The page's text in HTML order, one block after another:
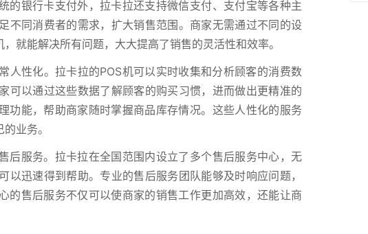
的银行卡支付外，拉卡拉还支持微信支付、支付宝等各种主
不同消费者的需求，扩大销售范围。商家无需通过不同的设
就能解决所有问题，大大提高了销售的灵活性和效率。
人性化。拉卡拉的POS机可以实时收集和分析顾客的消费数
可以通过这些数据了解顾客的购买习惯，进而做出更精准的
功能，帮助商家随时掌握商品库存情况。这些人性化的服务
业务。
后服务。拉卡拉在全国范围内设立了多个售后服务中心，无
迅速得到帮助。专业的售后服务团队能够及时响应问题，
的售后服务不仅可以使商家的销售工作更加高效，还能让商